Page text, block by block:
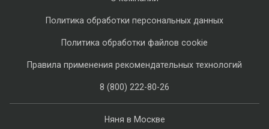
Няня в Москве
Политика обработки персональных данных
Политика обработки файлов cookie
Правила применения рекомендательных технологий
8 (800) 222-80-26